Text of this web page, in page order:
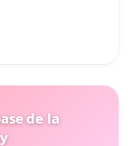
de la